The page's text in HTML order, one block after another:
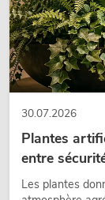
30.07.2026
Plantes
entre
Les plantes